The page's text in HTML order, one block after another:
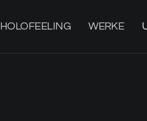
HOLOFEELING WERKE